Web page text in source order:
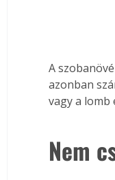
A
azonban
vagy a lomb
Nem